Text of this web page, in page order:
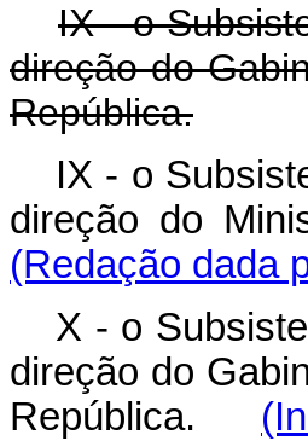
IX - o
direção do
República.
IX - o
direção do
(Redação dada
X - o
direção do
República.